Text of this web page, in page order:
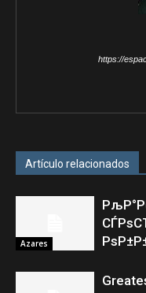
https://
Artículo relacionados
Azares